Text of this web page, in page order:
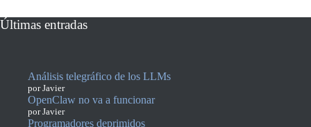
Últimas entradas
Análisis telegráfico de los LLMs
por Javier
OpenClaw no va a funcionar
por Javier
Programadores deprimidos